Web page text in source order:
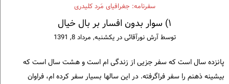
سفرنامه: جغرافیای مَرد کلیدری
۱) سوار بدون افسار بر بال خیال
توسطآرش نورآقائی دریکشنبه, مرداد 8, 1391
پانزده سال است که سفر جزیی از زندگی ام است و هشت سال است که
بیشینه ذهنم را سفر فراگرفته. در این سالها بسیار سفر کرده ام، فراوان